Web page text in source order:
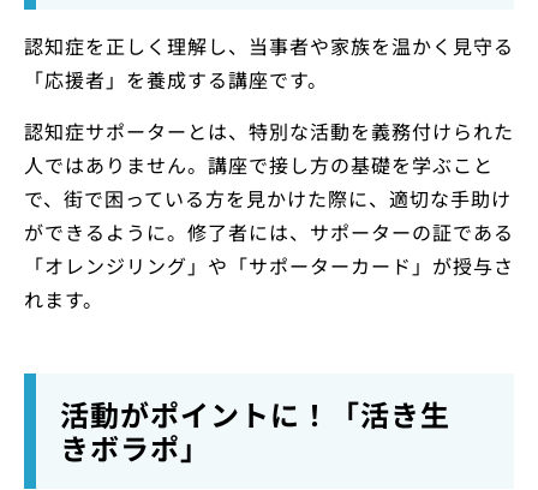
認知症を正しく理解し、当事者や家族を温かく見守る
「応援者」を養成する講座です。
認知症サポーターとは、特別な活動を義務付けられた
人ではありません。講座で接し方の基礎を学ぶこと
で、街で困っている方を見かけた際に、適切な手助け
ができるように。修了者には、サポーターの証である
「オレンジリング」や「サポーターカード」が授与さ
れます。
活動がポイントに！「活き生
きボラポ」